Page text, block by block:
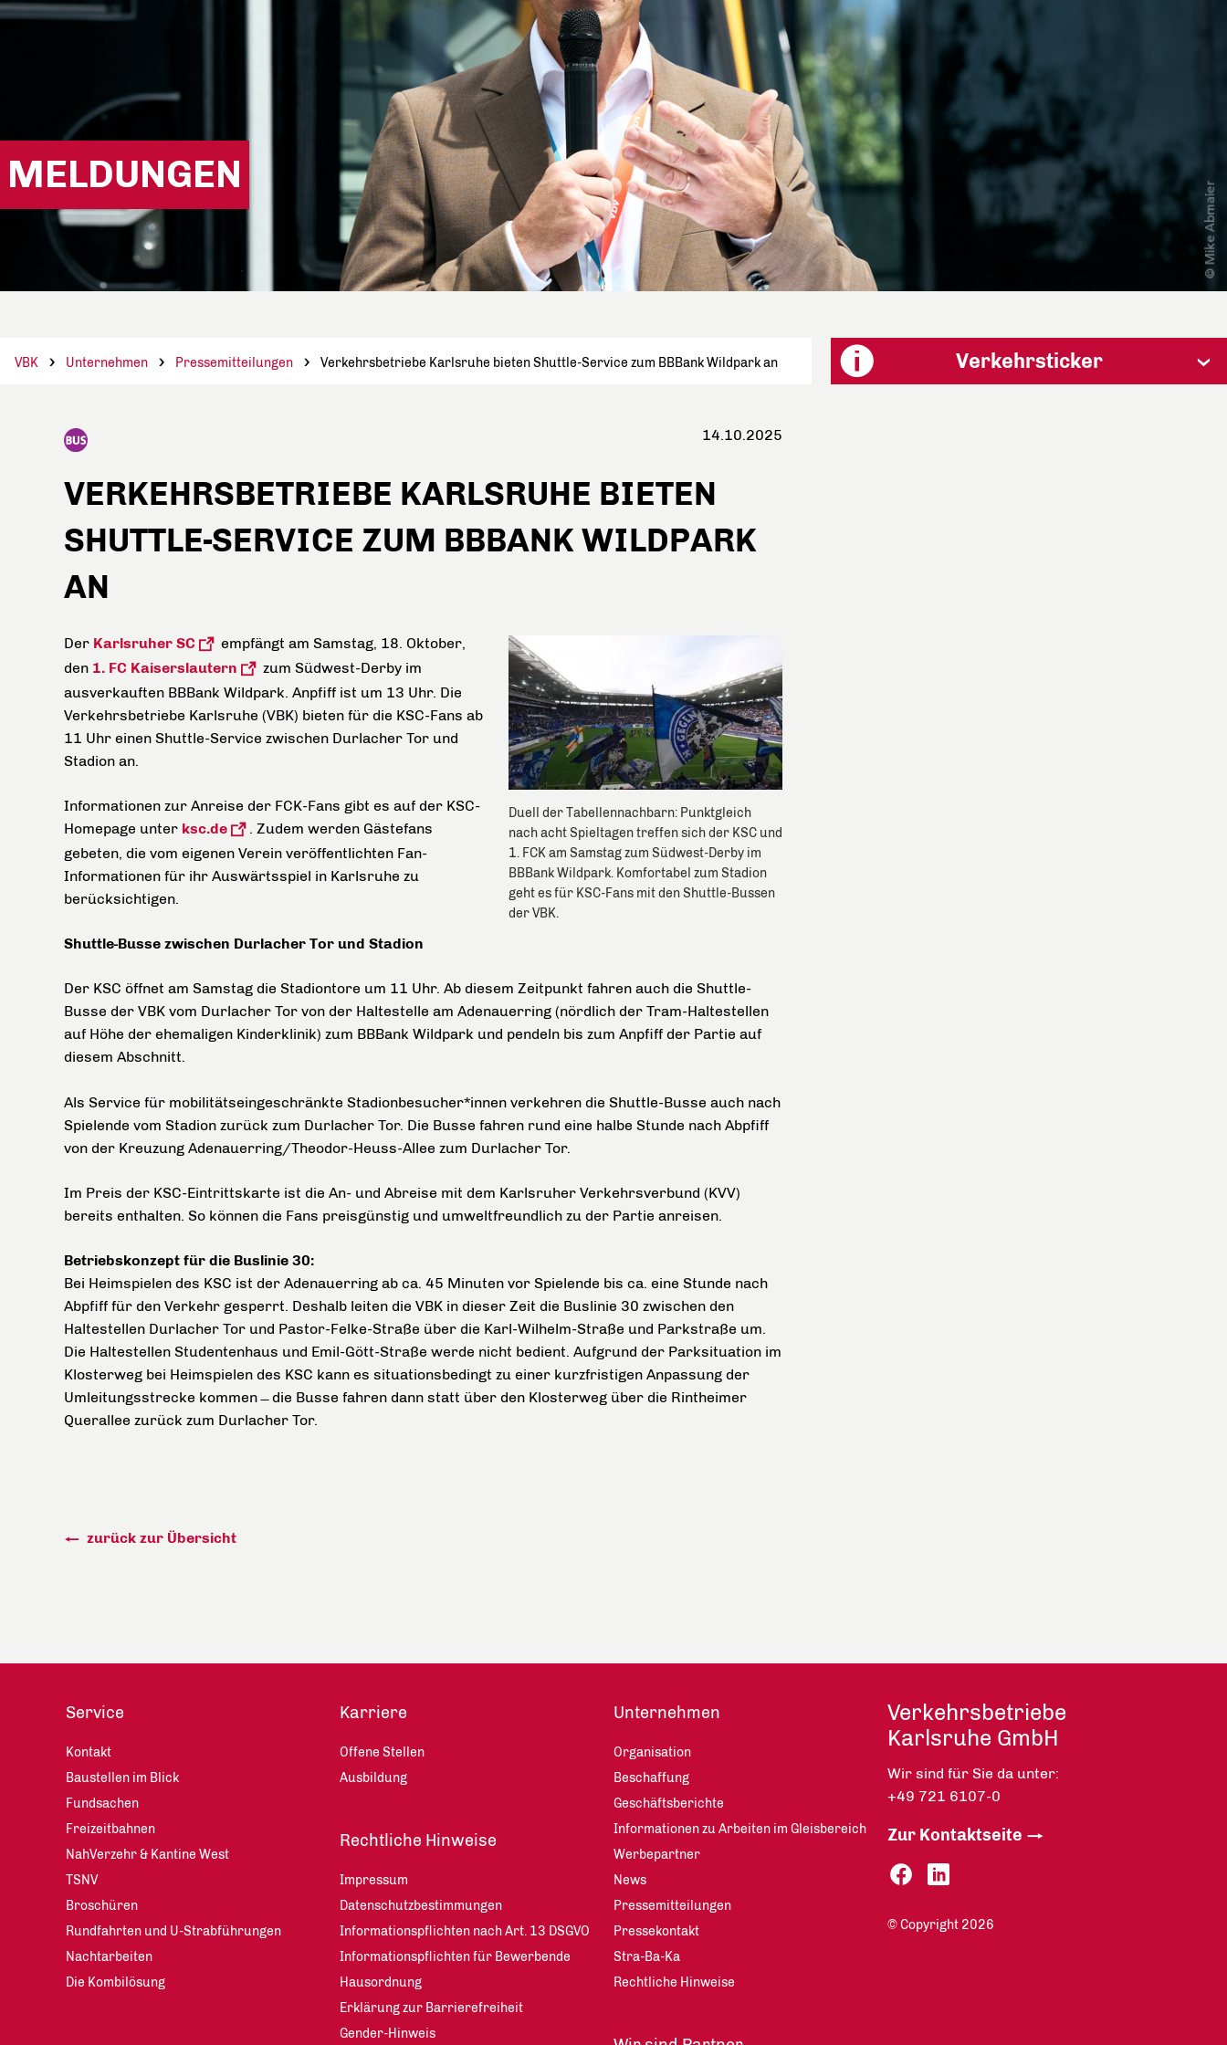
MELDUNGEN
VBK Unternehmen Pressemitteilungen Verkehrsbetriebe Karlsruhe bieten Shuttle-Service zum BBBank Wildpark an
14.10.2025
VERKEHRSBETRIEBE KARLSRUHE BIETEN
SHUTTLE-SERVICE ZUM BBBANK WILDPARK
AN
Duell der Tabellennachbarn: Punktgleich
nach acht Spieltagen treffen sich der KSC und
1. FCK am Samstag zum Südwest-Derby im
BBBank Wildpark. Komfortabel zum Stadion
geht es für KSC-Fans mit den Shuttle-Bussen
der VBK.
Der Karlsruher SC
empfängt am Samstag, 18. Oktober,
den 1. FC Kaiserslautern
zum Südwest-Derby im
ausverkauften BBBank Wildpark. Anpfiff ist um 13 Uhr. Die
Verkehrsbetriebe Karlsruhe (VBK) bieten für die KSC-Fans ab
11 Uhr einen Shuttle-Service zwischen Durlacher Tor und
Stadion an.
Informationen zur Anreise der FCK-Fans gibt es auf der KSC-
Homepage unter ksc.de
. Zudem werden Gästefans
gebeten, die vom eigenen Verein veröffentlichten Fan-
Informationen für ihr Auswärtsspiel in Karlsruhe zu
berücksichtigen.
Shuttle-Busse zwischen Durlacher Tor und Stadion
Der KSC öffnet am Samstag die Stadiontore um 11 Uhr. Ab diesem Zeitpunkt fahren auch die Shuttle-
Busse der VBK vom Durlacher Tor von der Haltestelle am Adenauerring (nördlich der Tram-Haltestellen
auf Höhe der ehemaligen Kinderklinik) zum BBBank Wildpark und pendeln bis zum Anpfiff der Partie auf
diesem Abschnitt.
Als Service für mobilitätseingeschränkte Stadionbesucher*innen verkehren die Shuttle-Busse auch nach
Spielende vom Stadion zurück zum Durlacher Tor. Die Busse fahren rund eine halbe Stunde nach Abpfiff
von der Kreuzung Adenauerring/Theodor-Heuss-Allee zum Durlacher Tor.
Im Preis der KSC-Eintrittskarte ist die An- und Abreise mit dem Karlsruher Verkehrsverbund (KVV)
bereits enthalten. So können die Fans preisgünstig und umweltfreundlich zu der Partie anreisen.
Betriebskonzept für die Buslinie 30:
Bei Heimspielen des KSC ist der Adenauerring ab ca. 45 Minuten vor Spielende bis ca. eine Stunde nach
Abpfiff für den Verkehr gesperrt. Deshalb leiten die VBK in dieser Zeit die Buslinie 30 zwischen den
Haltestellen Durlacher Tor und Pastor-Felke-Straße über die Karl-Wilhelm-Straße und Parkstraße um.
Die Haltestellen Studentenhaus und Emil-Gött-Straße werde nicht bedient. Aufgrund der Parksituation im
Klosterweg bei Heimspielen des KSC kann es situationsbedingt zu einer kurzfristigen Anpassung der
Umleitungsstrecke kommen ̶ die Busse fahren dann statt über den Klosterweg über die Rintheimer
Querallee zurück zum Durlacher Tor.
zurück zur Übersicht
Verkehrsticker
Service
Kontakt
Baustellen im Blick
Fundsachen
Freizeitbahnen
NahVerzehr & Kantine West
TSNV
Broschüren
Rundfahrten und U-Strabführungen
Nachtarbeiten
Die Kombilösung
Karriere
Offene Stellen
Ausbildung
Rechtliche Hinweise
Impressum
Datenschutzbestimmungen
Informationspflichten nach Art. 13 DSGVO
Informationspflichten für Bewerbende
Hausordnung
Erklärung zur Barrierefreiheit
Gender-Hinweis
Unternehmen
Organisation
Beschaffung
Geschäftsberichte
Informationen zu Arbeiten im Gleisbereich
Werbepartner
News
Pressemitteilungen
Pressekontakt
Stra-Ba-Ka
Rechtliche Hinweise
Verkehrsbetriebe
Karlsruhe GmbH
Wir sind für Sie da unter:
+49 721 6107-0
Zur Kontaktseite
© Copyright 2026